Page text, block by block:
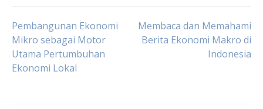
Post
navigation
Pembangunan Ekonomi
Mikro sebagai Motor
Utama Pertumbuhan
Ekonomi Lokal
Membaca dan Memahami
Berita Ekonomi Makro di
Indonesia